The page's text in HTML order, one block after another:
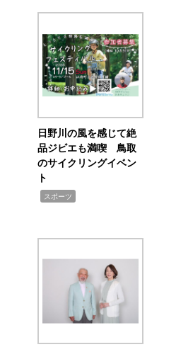
日野川の風を感じて絶
品ジビエも満喫 鳥取
のサイクリングイベン
ト
スポーツ